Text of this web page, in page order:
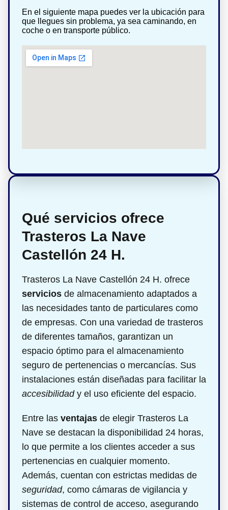
En el siguiente mapa puedes ver la ubicación para
que llegues sin problema, ya sea caminando, en
coche o en transporte público.
Qué servicios ofrece
Trasteros La Nave
Castellón 24 H.
Trasteros La Nave Castellón 24 H. ofrece
servicios de almacenamiento adaptados a
las necesidades tanto de particulares como
de empresas. Con una variedad de trasteros
de diferentes tamaños, garantizan un
espacio óptimo para el almacenamiento
seguro de pertenencias o mercancías. Sus
instalaciones están diseñadas para facilitar la
accesibilidady el uso eficiente del espacio.
Entre las ventajas de elegir Trasteros La
Nave se destacan la disponibilidad 24 horas,
lo que permite a los clientes acceder a sus
pertenencias en cualquier momento.
Además, cuentan con estrictas medidas de
seguridad, como cámaras de vigilancia y
sistemas de control de acceso, asegurando